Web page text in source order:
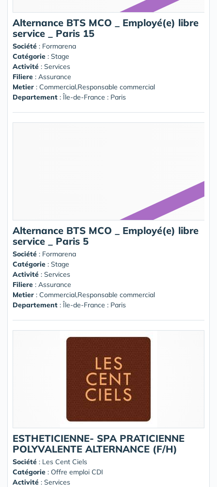
Alternance BTS MCO _ Employé(e) libre
service _ Paris 15
Société : Formarena
Catégorie : Stage
Activité : Services
Filiere : Assurance
Metier : Commercial,Responsable commercial
Departement : Île-de-France : Paris
Alternance BTS MCO _ Employé(e) libre
service _ Paris 5
Société : Formarena
Catégorie : Stage
Activité : Services
Filiere : Assurance
Metier : Commercial,Responsable commercial
Departement : Île-de-France : Paris
ESTHETICIENNE- SPA PRATICIENNE
POLYVALENTE ALTERNANCE (F/H)
Société : Les Cent Ciels
Catégorie : Offre emploi CDI
Activité : Services